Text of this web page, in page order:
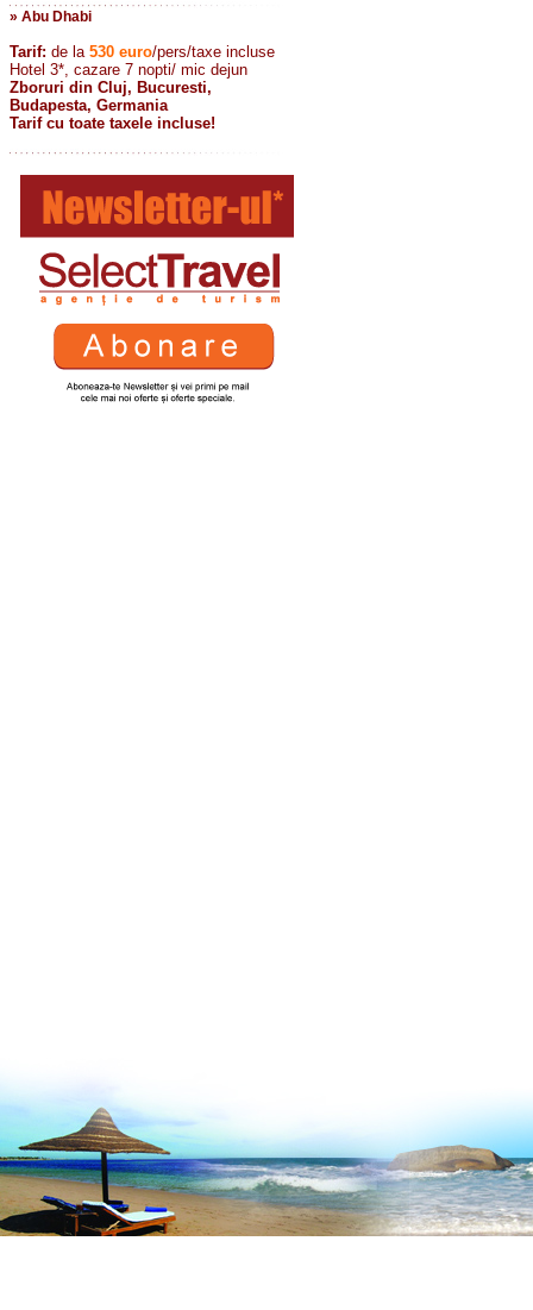
» Abu Dhabi
Tarif: de la 530 euro/pers/taxe incluse
Hotel 3*, cazare 7 nopti/ mic dejun
Zboruri din Cluj, Bucuresti,
Budapesta, Germania
Tarif cu toate taxele incluse!